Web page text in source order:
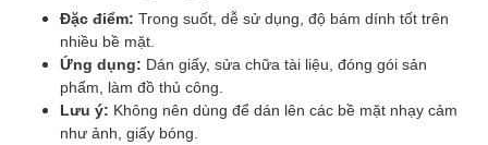
Đặc điểm: Trong suốt, dễ sử dụng, độ bám dính tốt trên
nhiều bề mặt.
Ứng dụng: Dán giấy, sửa chữa tài liệu, đóng gói sản
phẩm, làm đồ thủ công.
Lưu ý: Không nên dùng để dán lên các bề mặt nhạy cảm
như ảnh, giấy bóng.